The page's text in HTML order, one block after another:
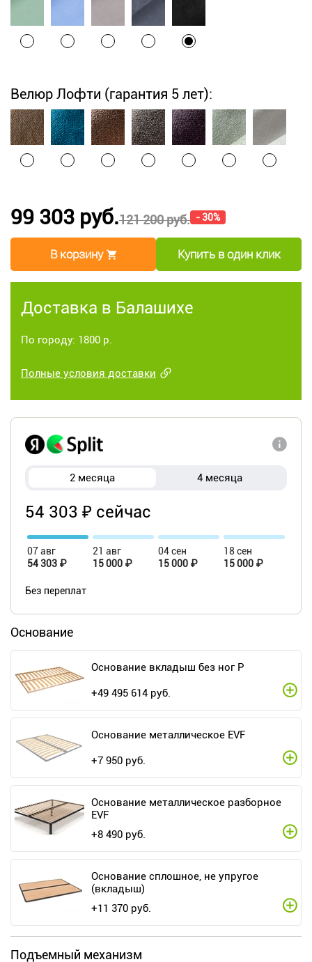
Велюр Лофти (гарантия 5 лет):
121 200 руб. - 30%
99 303 руб.
В корзину Купить в один клик
Доставка в Балашихе
По городу: 1800 р.
Полные условия доставки
2 месяца 4 месяца
54 303 ₽ сейчас
07 авг
54 303 ₽
21 авг
15 000 ₽
04 сен
15 000 ₽
18 сен
15 000 ₽
Без переплат
Основание
Основание вкладыш без ног P
+49 495 614 руб.
Основание металлическое EVF
+7 950 руб.
Основание металлическое разборное
EVF
+8 490 руб.
Основание сплошное, не упругое
(вкладыш)
+11 370 руб.
Подъемный механизм